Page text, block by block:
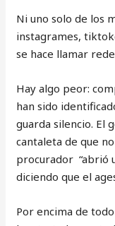
Ni uno solo de los
instagrames,
se hace llamar
Hay algo peor:
han sido
guarda silencio. El
cantaleta de que
procurador “abrió
diciendo que el
Por encima de